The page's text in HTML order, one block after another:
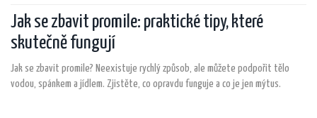
Jak se zbavit promile: praktické tipy, které
skutečně fungují
Jak se zbavit promile? Neexistuje rychlý způsob, ale můžete podpořit tělo
vodou, spánkem a jídlem. Zjistěte, co opravdu funguje a co je jen mýtus.